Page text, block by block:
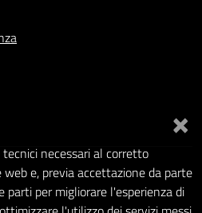
×
necessari al corretto
e, previa accettazione da parte
per migliorare l'esperienza di